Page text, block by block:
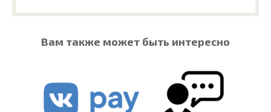
Вам также может быть интересно